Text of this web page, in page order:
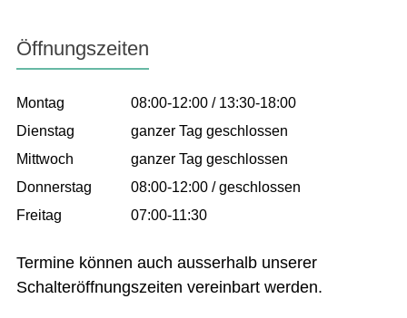
Öffnungszeiten
Montag
08:00-12:00 / 13:30-18:00
Dienstag
ganzer Tag geschlossen
Mittwoch
ganzer Tag geschlossen
Donnerstag
08:00-12:00 / geschlossen
Freitag
07:00-11:30
Termine können auch ausserhalb unserer
Schalteröffnungszeiten vereinbart werden.